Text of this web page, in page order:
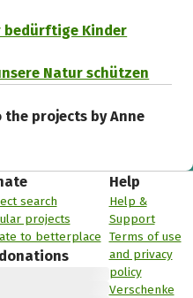
bedürftige Kinder
Natur schützen
projects by Anne
search
projects
to betterplace
Help
Help &
Support
Terms of use
and privacy
policy
Verschenke